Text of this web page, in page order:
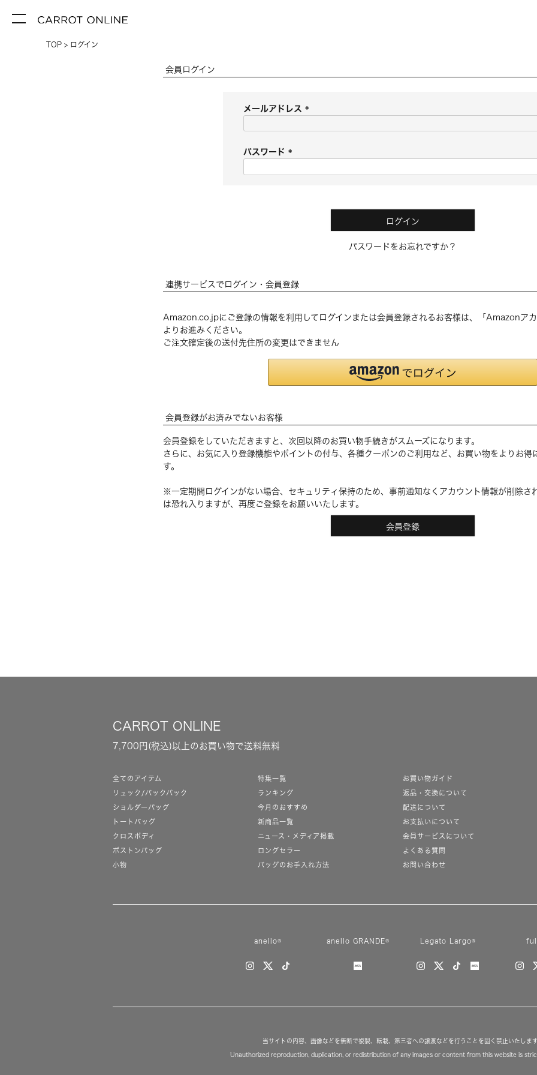
TOP ログイン
会員ログイン
メールアドレス
パスワード
ログイン
パスワードをお忘れですか？
連携サービスでログイン・会員登録
Amazon.co.jpにご登録の情報を利用してログインまたは会員登録されるお客様は、「Amazonア
よりお進みください。
ご注文確定後の送付先住所の変更はできません
会員登録がお済みでないお客様
会員登録をしていただきますと、次回以降のお買い物手続きがスムーズになります。
さらに、お気に入り登録機能やポイントの付与、各種クーポンのご利用など、お買い物をよりお得
す。
※一定期間ログインがない場合、セキュリティ保持のため、事前通知なくアカウント情報が削除さ
は恐れ入りますが、再度ご登録をお願いいたします。
会員登録
CARROT ONLINE
7,700円(税込)以上のお買い物で送料無料
全てのアイテム
リュック/バックパック
ショルダーバッグ
トートバッグ
クロスボディ
ボストンバッグ
小物
特集一覧
ランキング
今月のおすすめ
新商品一覧
ニュース・メディア掲載
ロングセラー
バッグのお手入れ方法
お買い物ガイド
返品・交換について
配送について
お支払いについて
会員サービスについて
よくある質問
お問い合わせ
anello® anello GRANDE® Legato Largo®
当サイトの内容、画像などを無断で複製、転載、第三者への譲渡などを行うことを固く禁止いたします
Unauthorized reproduction, duplication, or redistribution of any images or content from this website is